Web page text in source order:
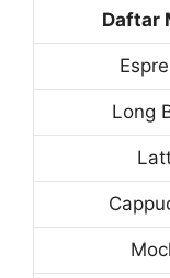
Daftar
Long